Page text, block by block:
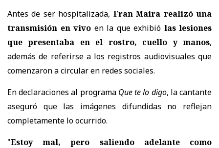
Antes de ser hospitalizada, Fran Maira realizó una
transmisión en vivo en la que exhibió las lesiones
que presentaba en el rostro, cuello y manos,
además de referirse a los registros audiovisuales que
comenzaron a circular en redes sociales.
En declaraciones al programa Que te lo digo, la cantante
aseguró que las imágenes difundidas no reflejan
completamente lo ocurrido.
"Estoy mal, pero saliendo adelante como